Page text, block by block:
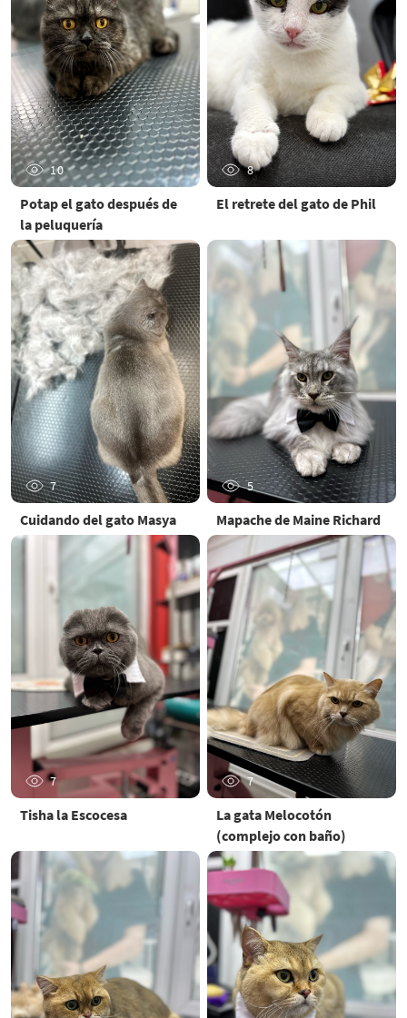
10
Potap el gato después de
la peluquería
8
El retrete del gato de Phil
7
Cuidando del gato Masya
5
Mapache de Maine Richard
7
Tisha la Escocesa
7
La gata Melocotón
(complejo con baño)